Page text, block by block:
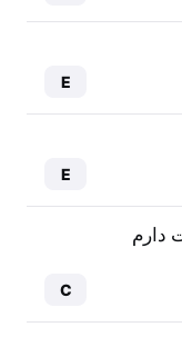
E
E
C